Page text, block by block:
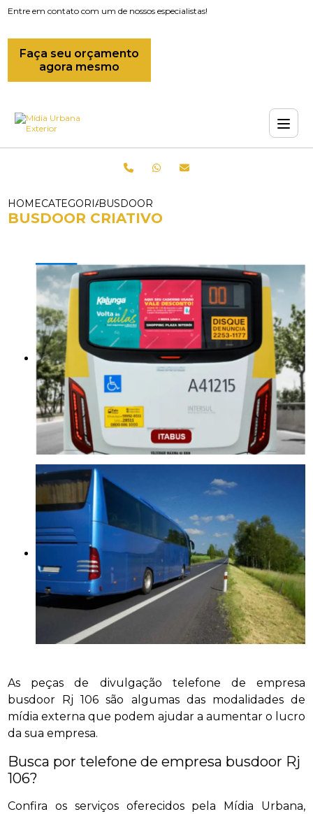
Entre em contato com um de nossos especialistas!
Faça seu orçamento
agora mesmo
HOMECATEGORIASBUSDOOR CRIATIVO
BUSDOOR CRIATIVO
As peças de divulgação telefone de empresa
busdoor Rj 106 são algumas das modalidades de
mídia externa que podem ajudar a aumentar o lucro
da sua empresa.
Busca por telefone de empresa busdoor Rj
106?
Confira os serviços oferecidos pela Mídia Urbana,